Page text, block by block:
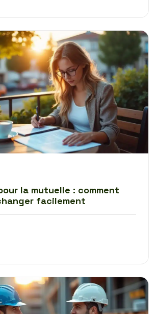
la mutuelle : comment
facilement